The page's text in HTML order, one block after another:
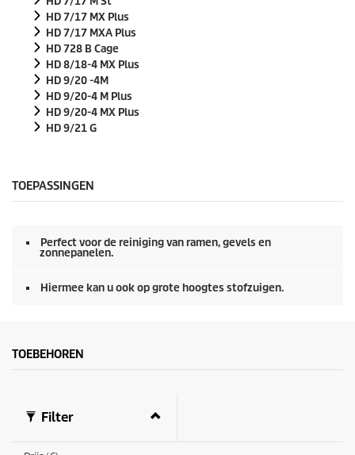
HD 7/17 MX Plus
HD 7/17 MXA Plus
HD 728 B Cage
HD 8/18-4 MX Plus
HD 9/20 -4M
HD 9/20-4 M Plus
HD 9/20-4 MX Plus
HD 9/21 G
TOEPASSINGEN
Perfect voor de reiniging van ramen, gevels en
zonnepanelen.
Hiermee kan u ook op grote hoogtes stofzuigen.
TOEBEHOREN
Filter